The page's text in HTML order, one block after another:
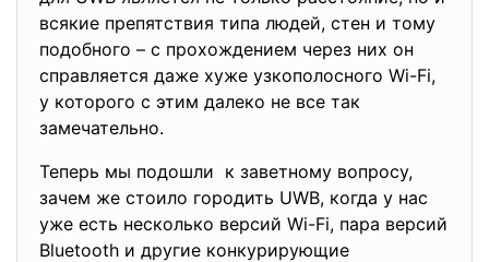
всякие препятствия типа людей, стен и тому
подобного – с прохождением через них он
справляется даже хуже узкополосного Wi-Fi,
у которого с этим далеко не все так
замечательно.
Теперь мы подошли к заветному вопросу,
зачем же стоило городить UWB, когда у нас
уже есть несколько версий Wi-Fi, пара версий
Bluetooth и другие конкурирующие